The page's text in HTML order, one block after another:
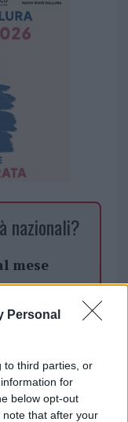
Personal
to third parties, or
for
below opt-out
that after your
nazionali?
mese
nella
o